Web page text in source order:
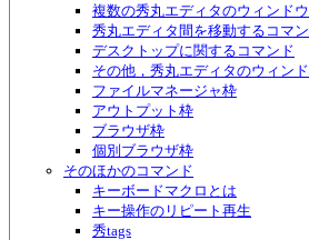
複数の秀丸エディタのウィンド
秀丸エディタ間を移動するコマ
デスクトップに関するコマンド
その他，秀丸エディタのウィン
ファイルマネージャ枠
アウトプット枠
ブラウザ枠
個別ブラウザ枠
そのほかのコマンド
キーボードマクロとは
キー操作のリピート再生
秀tags